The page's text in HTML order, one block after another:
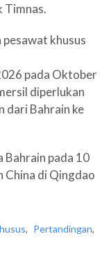
Timnas.
khusus
pada Oktober
diperlukan
dari Bahrain ke
Bahrain pada 10
China di Qingdao
, Pertandingan,